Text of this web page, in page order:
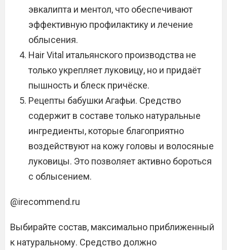
эвкалипта и ментол, что обеспечивают
эффективную профилактику и лечение
облысения.
Hair Vital итальянского производства не
только укрепляет луковицу, но и придаёт
пышность и блеск причёске.
Рецепты бабушки Агафьи. Средство
содержит в составе только натуральные
ингредиенты, которые благоприятно
воздействуют на кожу головы и волосяные
луковицы. Это позволяет активно бороться
с облысением.
@irecommend.ru
Выбирайте состав, максимально приближенный
к натуральному. Средство должно